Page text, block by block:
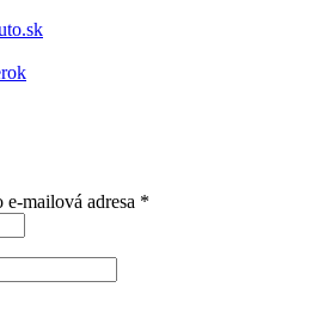
mailová adresa *